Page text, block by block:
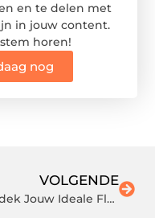
en te delen met
in jouw content.
horen!
nog
VOLGENDE
Ontdek Jouw Ideale Flottielje Zeilavontuur in Griekenland